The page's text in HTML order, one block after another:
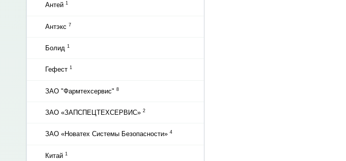
Антей 1
Антэкс 7
Болид 1
Гефест 1
ЗАО "Фармтехсервис" 8
ЗАО «ЗАПСПЕЦТЕХСЕРВИС» 2
ЗАО «Новатех Системы Безопасности» 4
Китай 1